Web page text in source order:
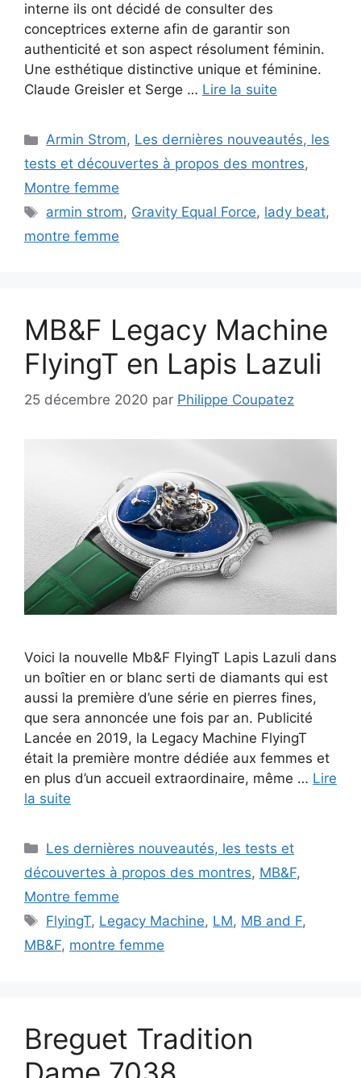
interne ils ont décidé de consulter des
conceptrices externe afin de garantir son
authenticité et son aspect résolument féminin.
Une esthétique distinctive unique et féminine.
Claude Greisler et Serge … Lire la suite
Catégories
Armin Strom, Les dernières nouveautés, les
tests et découvertes à propos des montres,
Montre femme
Étiquettes
armin strom, Gravity Equal Force, lady beat,
montre femme
MB&F Legacy Machine
FlyingT en Lapis Lazuli
25 décembre 2020 par Philippe Coupatez
Voici la nouvelle Mb&F FlyingT Lapis Lazuli dans
un boîtier en or blanc serti de diamants qui est
aussi la première d’une série en pierres fines,
que sera annoncée une fois par an. Publicité
Lancée en 2019, la Legacy Machine FlyingT
était la première montre dédiée aux femmes et
en plus d’un accueil extraordinaire, même … Lire
la suite
Catégories
Les dernières nouveautés, les tests et
découvertes à propos des montres, MB&F,
Montre femme
Étiquettes
FlyingT, Legacy Machine, LM, MB and F,
MB&F, montre femme
Breguet Tradition